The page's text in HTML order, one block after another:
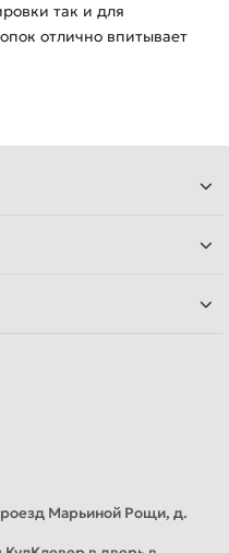
так и для
отлично впитывает
Марьиной Рощи, д.